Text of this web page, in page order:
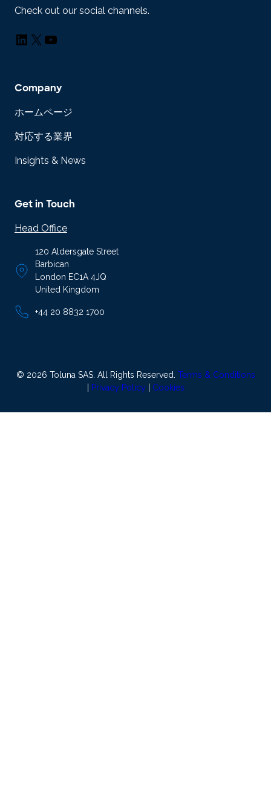
Check out our social channels.
LinkedIn
X YouTube
Company
ホームページ
対応する業界
Insights & News
Get in Touch
Head Office
120 Aldersgate Street
Barbican
London EC1A 4JQ
United Kingdom
+44 20 8832 1700
© 2026 Toluna SAS. All Rights Reserved. Terms & Conditions
Privacy Policy Cookies